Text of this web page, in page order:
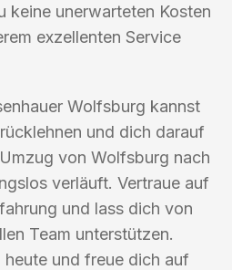
keine unerwarteten Kosten
exzellenten Service
Wolfsburg kannst
und dich darauf
von Wolfsburg nach
verläuft. Vertraue auf
und lass dich von
Team unterstützen.
heute und freue dich auf